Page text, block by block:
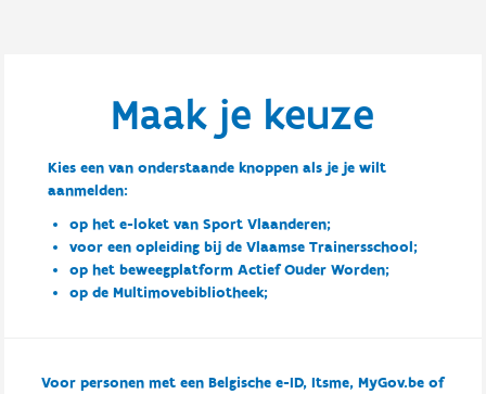
Maak je keuze
Kies een van onderstaande knoppen als je je wilt
aanmelden:
op het e-loket van Sport Vlaanderen;
voor een opleiding bij de Vlaamse Trainersschool;
op het beweegplatform Actief Ouder Worden;
op de Multimovebibliotheek;
Voor personen met een Belgische e-ID, Itsme, MyGov.be of